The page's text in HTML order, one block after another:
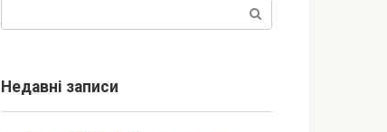
Недавні записи